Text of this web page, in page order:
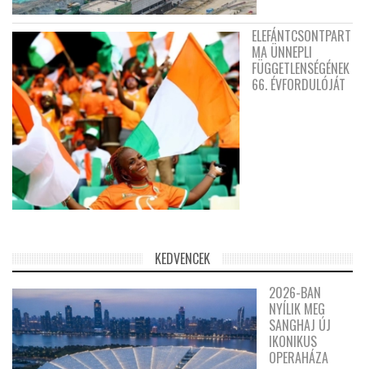
ELEFÁNTCSONTPART
MA ÜNNEPLI
FÜGGETLENSÉGÉNEK
66. ÉVFORDULÓJÁT
KEDVENCEK
2026-BAN
NYÍLIK MEG
SANGHAJ ÚJ
IKONIKUS
OPERAHÁZA